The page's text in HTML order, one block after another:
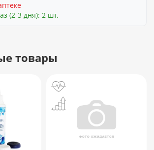
(2-3 дня): 2 шт.
товары